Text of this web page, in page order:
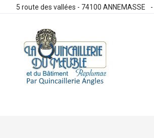
5 route des vallées - 74100 ANNEMASSE -